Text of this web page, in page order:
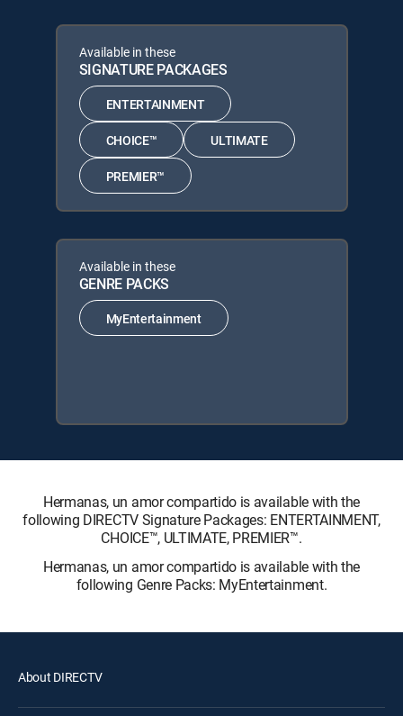
Available in these
SIGNATURE PACKAGES
ENTERTAINMENT
CHOICE™ ULTIMATE
PREMIER™
Available in these
GENRE PACKS
MyEntertainment
Hermanas, un amor compartido is available with the
following DIRECTV Signature Packages: ENTERTAINMENT,
CHOICE™, ULTIMATE, PREMIER™.
Hermanas, un amor compartido is available with the
following Genre Packs: MyEntertainment.
About DIRECTV